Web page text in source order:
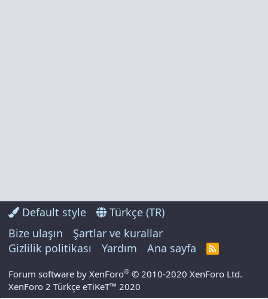
Default style
Türkçe (TR)
Bize ulaşın
Şartlar ve kurallar
Gizlilik politikası
Yardım Ana sayfa
R
S
Forum software by XenForo® © 2010-2020 XenForo Ltd.
XenForo 2 Türkçe eTiKeT™ 2020